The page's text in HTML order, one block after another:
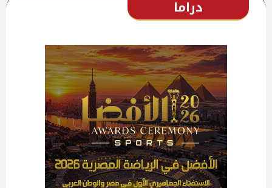
دراما